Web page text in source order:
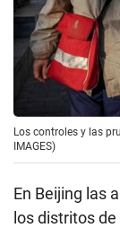
Los controles y las
IMAGES)
En Beijing las
los distritos